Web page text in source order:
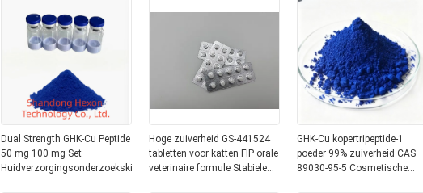
Dual Strength GHK-Cu Peptide
50 mg 100 mg Set
Huidverzorgingsonderzoekskit
Hoge zuiverheid GS-441524
tabletten voor katten FIP orale
veterinaire formule Stabiele
GHK-Cu kopertripeptide-1
poeder 99% zuiverheid CAS
89030-95-5 Cosmetische